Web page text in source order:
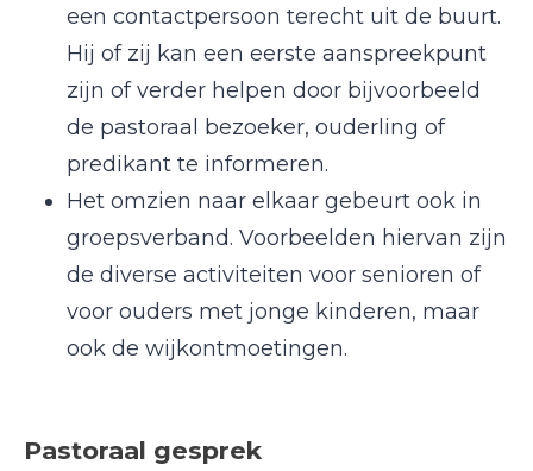
een contactpersoon terecht uit de buurt.
Hij of zij kan een eerste aanspreekpunt
zijn of verder helpen door bijvoorbeeld
de pastoraal bezoeker, ouderling of
predikant te informeren.
Het omzien naar elkaar gebeurt ook in
groepsverband. Voorbeelden hiervan zijn
de diverse activiteiten voor senioren of
voor ouders met jonge kinderen, maar
ook de wijkontmoetingen.
Pastoraal gesprek